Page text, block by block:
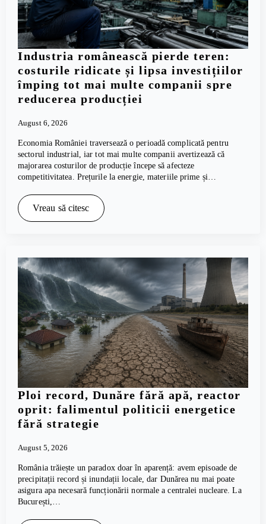
Industria românească pierde teren:
costurile ridicate și lipsa investițiilor
împing tot mai multe companii spre
reducerea producției
August 6, 2026
Economia României traversează o perioadă complicată pentru
sectorul industrial, iar tot mai multe companii avertizează că
majorarea costurilor de producție începe să afecteze
competitivitatea. Prețurile la energie, materiile prime și…
Vreau să citesc
Ploi record, Dunăre fără apă, reactor
oprit: falimentul politicii energetice
fără strategie
August 5, 2026
România trăiește un paradox doar în aparență: avem episoade de
precipitații record și inundații locale, dar Dunărea nu mai poate
asigura apa necesară funcționării normale a centralei nucleare. La
București,…